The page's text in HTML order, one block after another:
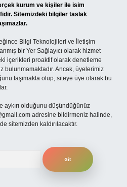
kurum ve kişiler ile isim
Sitemizdeki bilgiler taslak
Bilgi Teknolojileri ve İletişim
bir Yer Sağlayıcı olarak hizmet
içerikleri proaktif olarak denetleme
bulunmamaktadır. Ancak, üyelerimiz
taşımakta olup, siteye üye olarak bu
aykırı olduğunu düşündüğünüz
adresine bildirmeniz halinde,
sitemizden kaldırılacaktır.